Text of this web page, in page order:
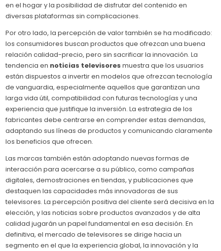
en el hogar y la posibilidad de disfrutar del contenido en
diversas plataformas sin complicaciones.
Por otro lado, la percepción de valor también se ha modificado:
los consumidores buscan productos que ofrezcan una buena
relación calidad-precio, pero sin sacrificar la innovación. La
tendencia en noticias televisores muestra que los usuarios
están dispuestos a invertir en modelos que ofrezcan tecnología
de vanguardia, especialmente aquellos que garantizan una
larga vida útil, compatibilidad con futuras tecnologías y una
experiencia que justifique la inversión. La estrategia de los
fabricantes debe centrarse en comprender estas demandas,
adaptando sus líneas de productos y comunicando claramente
los beneficios que ofrecen.
Las marcas también están adoptando nuevas formas de
interacción para acercarse a su público, como campañas
digitales, demostraciones en tiendas, y publicaciones que
destaquen las capacidades más innovadoras de sus
televisores. La percepción positiva del cliente será decisiva en la
elección, y las noticias sobre productos avanzados y de alta
calidad jugarán un papel fundamental en esa decisión. En
definitiva, el mercado de televisores se dirige hacia un
segmento en el que la experiencia global, la innovación y la